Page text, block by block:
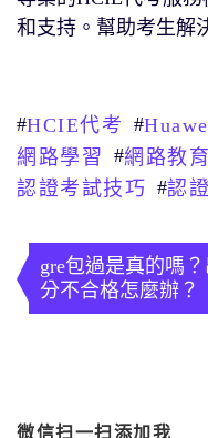
和支持。幫助考生解
#HCIE代考 #
網路學習 #網路教育
認證考試技巧 #認
章
導
gre包過是真的嗎？
分不合格怎麼辦？
微信扫一扫添加我